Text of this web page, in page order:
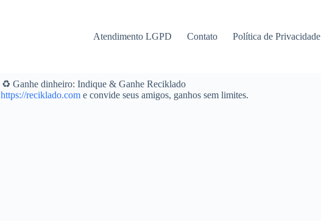
Atendimento LGPD Contato Política de Privacidade
♻️ Ganhe dinheiro: Indique & Ganhe Reciklado
https://reciklado.come convide seus amigos, ganhos sem limites.